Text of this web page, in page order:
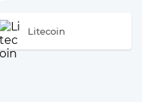
Litecoin